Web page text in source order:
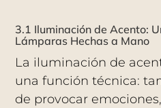
3.1 Iluminación de Acento:
Lámparas Hechas a Mano
La iluminación de
una función técnica:
de provocar